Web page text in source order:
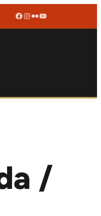
Facebook
Instagram
FlickrYouTube
/